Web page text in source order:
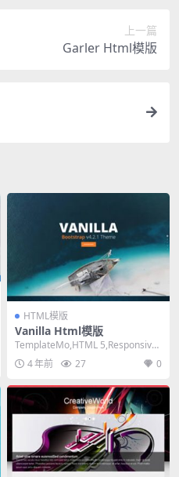
上一篇
Garler Html模版
HTML模版
Vanilla Html模版
TemplateMo,HTML 5,Responsive,
Mixed Colu...
4 年前 27 0